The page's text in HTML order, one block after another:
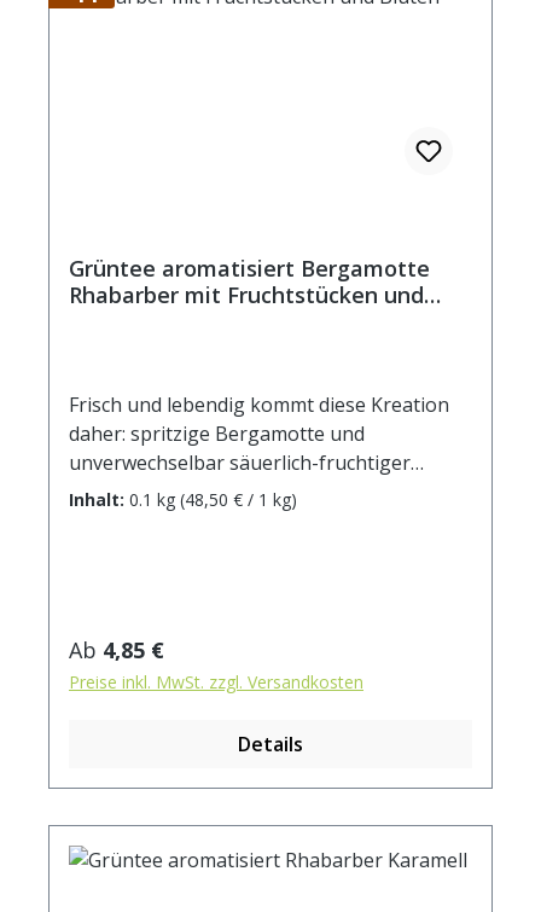
Grüntee aromatisiert Bergamotte
Rhabarber mit Fruchtstücken und
Frisch und lebendig kommt diese Kreation
daher: spritzige Bergamotte und
unverwechselbar säuerlich-fruchtiger
Rhabarber vereinen sich zu einem
erfrischenden Geschmackserlebnis. Auch als
Zubereitung: ca. 12g Tee mit 1 Liter Wasser
(auf 90°C abgekühlt) aufgiessen. Ziehzeit:
ca. 2 min.
Inhalt: 0.1 kg (48,50 € / 1 kg)
Regulärer Preis:
Ab 4,85 €
Preise inkl. MwSt. zzgl. Versandkosten
Details